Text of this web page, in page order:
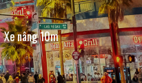
Xe nâng 10m